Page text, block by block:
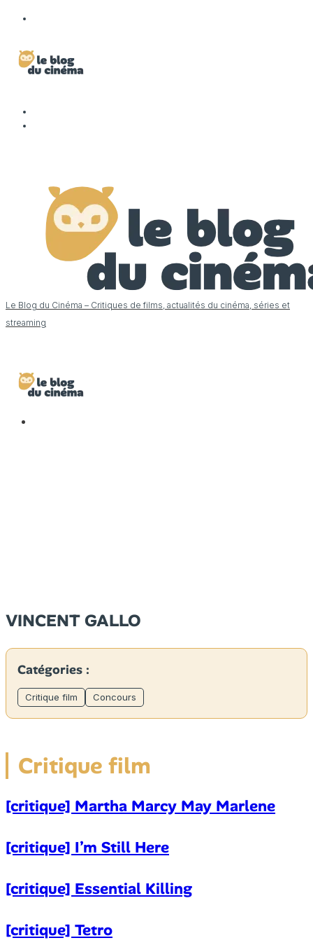
Le Blog du Cinéma – Critiques de films, actualités du cinéma, séries et
streaming
VINCENT GALLO
Catégories :
Critique film Concours
Critique film
[critique] Martha Marcy May Marlene
[critique] I’m Still Here
[critique] Essential Killing
[critique] Tetro